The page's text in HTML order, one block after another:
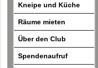
Kneipe und Küche
Räume mieten
Über den Club
Spendenaufruf